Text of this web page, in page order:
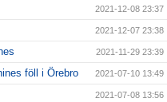
2021-12-08 23:37
2021-12-07 23:38
2021-11-29 23:39
föll i Örebro 2021-07-10 13:49
2021-07-08 13:56